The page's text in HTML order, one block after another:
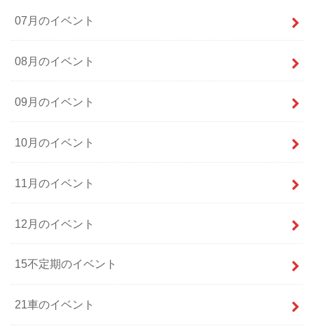
07月のイベント
08月のイベント
09月のイベント
10月のイベント
11月のイベント
12月のイベント
15不定期のイベント
21車のイベント